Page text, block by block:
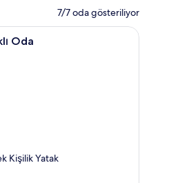
7/7 oda gösteriliyor
Anti alerjik yatak takımı, minibar, odada kasa,
Oda
Kişilik Yatak